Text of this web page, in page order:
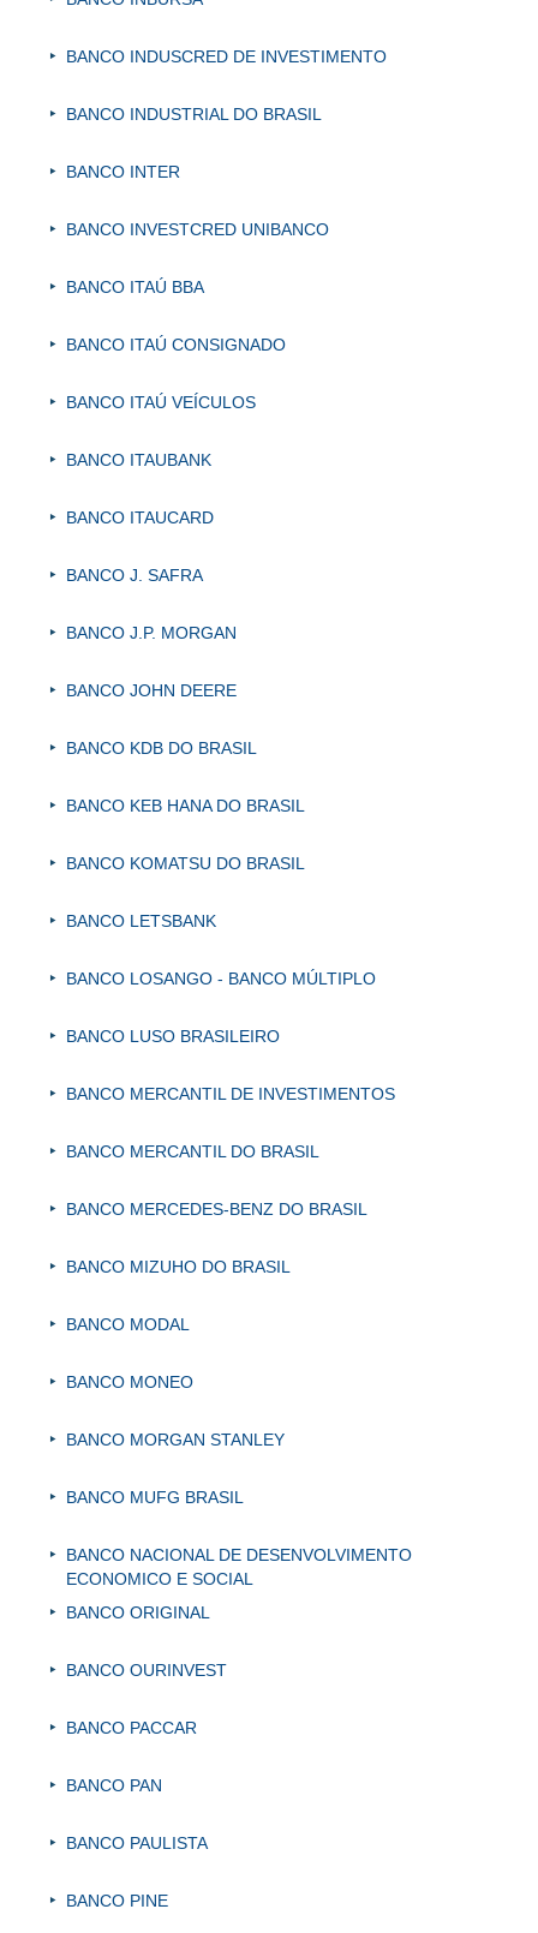
BANCO INDUSCRED DE INVESTIMENTO
BANCO INDUSTRIAL DO BRASIL
BANCO INTER
BANCO INVESTCRED UNIBANCO
BANCO ITAÚ BBA
BANCO ITAÚ CONSIGNADO
BANCO ITAÚ VEÍCULOS
BANCO ITAUBANK
BANCO ITAUCARD
BANCO J. SAFRA
BANCO J.P. MORGAN
BANCO JOHN DEERE
BANCO KDB DO BRASIL
BANCO KEB HANA DO BRASIL
BANCO KOMATSU DO BRASIL
BANCO LETSBANK
BANCO LOSANGO - BANCO MÚLTIPLO
BANCO LUSO BRASILEIRO
BANCO MERCANTIL DE INVESTIMENTOS
BANCO MERCANTIL DO BRASIL
BANCO MERCEDES-BENZ DO BRASIL
BANCO MIZUHO DO BRASIL
BANCO MODAL
BANCO MONEO
BANCO MORGAN STANLEY
BANCO MUFG BRASIL
BANCO NACIONAL DE DESENVOLVIMENTO
ECONOMICO E SOCIAL
BANCO ORIGINAL
BANCO OURINVEST
BANCO PACCAR
BANCO PAN
BANCO PAULISTA
BANCO PINE